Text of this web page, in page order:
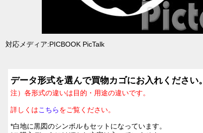
対応メディア:PICBOOK PicTalk
データ形式を選んで買物カゴにお入れください。
注）各形式の違いは目的・用途の違いです。
詳しくはこちらをご覧ください。
*白地に黒図のシンボルもセットになっています。